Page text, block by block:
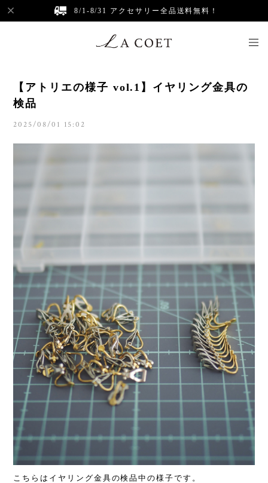
8/1-8/31 アクセサリー全品送料無料！
【アトリエの様子 vol.1】イヤリング金具の
検品
2025/08/01 15:02
こちらはイヤリング金具の検品中の様子です。